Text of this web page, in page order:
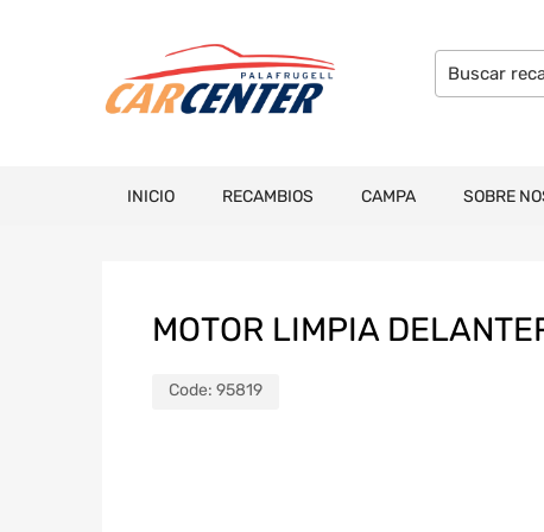
INICIO RECAMBIOS CAMPA SOBRE
MOTOR LIMPIA
Code: 95819